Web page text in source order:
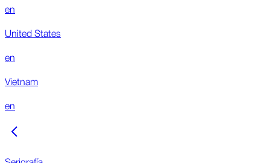
en
United States
en
Vietnam
en